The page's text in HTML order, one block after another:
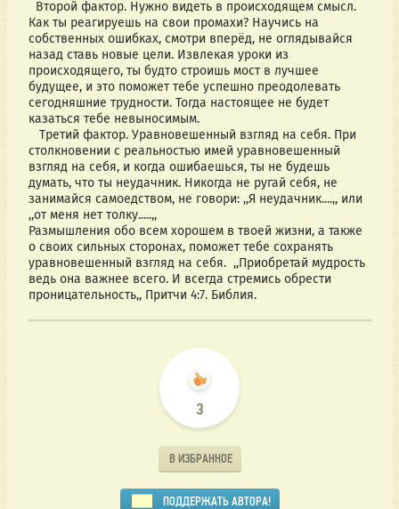
Как ты реагируешь на свои промахи? Научись на
собственных ошибках, смотри вперёд, не оглядывайся
назад ставь новые цели. Извлекая уроки из
происходящего, ты будто строишь мост в лучшее
будущее, и это поможет тебе успешно преодолевать
сегодняшние трудности. Тогда настоящее не будет
казаться тебе невыносимым.
столкновении с реальностью имей уравновешенный
взгляд на себя, и когда ошибаешься, ты не будешь
думать, что ты неудачник. Никогда не ругай себя, не
занимайся самоедством, не говори: ,,Я неудачник....,, или
,,от меня нет толку.....,,
Размышления обо всем хорошем в твоей жизни, а также
о своих сильных сторонах, поможет тебе сохранять
уравновешенный взгляд на себя.  ,,Приобретай мудрость
ведь она важнее всего. И всегда стремись обрести
проницательность,, Притчи 4:7. Библия.
3
В ИЗБРАННОЕ
ПОДДЕРЖАТЬ АВТОРА!